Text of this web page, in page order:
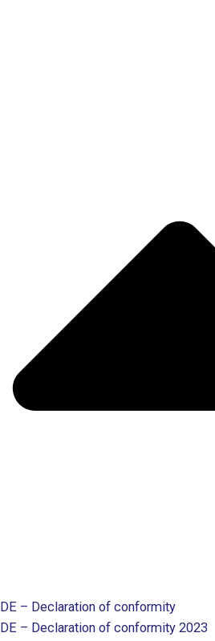
DE – Declaration of conformity
DE – Declaration of conformity 2023